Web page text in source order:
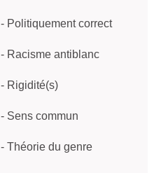
- Politiquement correct
- Racisme antiblanc
- Rigidité(s)
- Sens commun
- Théorie du genre